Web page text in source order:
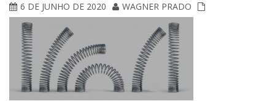
6 DE JUNHO DE 2020 WAGNER PRADO